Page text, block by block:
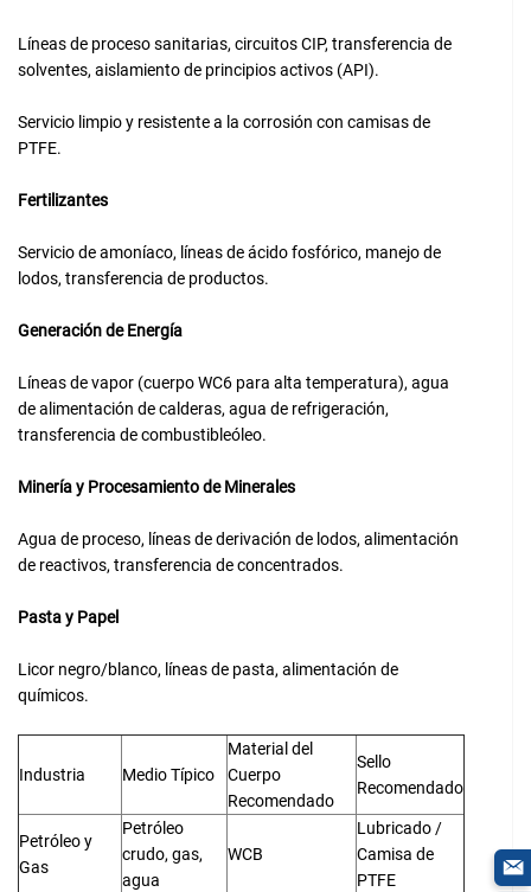
Líneas de proceso sanitarias, circuitos CIP, transferencia de
solventes, aislamiento de principios activos (API).
Servicio limpio y resistente a la corrosión con camisas de
PTFE.
Fertilizantes
Servicio de amoníaco, líneas de ácido fosfórico, manejo de
lodos, transferencia de productos.
Generación de Energía
Líneas de vapor (cuerpo WC6 para alta temperatura), agua
de alimentación de calderas, agua de refrigeración,
transferencia de combustibleóleo.
Minería y Procesamiento de Minerales
Agua de proceso, líneas de derivación de lodos, alimentación
de reactivos, transferencia de concentrados.
Pasta y Papel
Licor negro/blanco, líneas de pasta, alimentación de
químicos.
Industria Medio Típico
Material del
Cuerpo
Recomendado
Sello
Recomendado
Petróleo y
Gas
Petróleo
crudo, gas,
agua
WCB
Lubricado /
Camisa de
PTFE